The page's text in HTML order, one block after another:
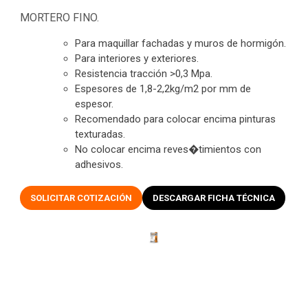
MORTERO FINO.
Para maquillar fachadas y muros de hormigón.
Para interiores y exteriores.
Resistencia tracción >0,3 Mpa.
Espesores de 1,8-2,2kg/m2 por mm de
espesor.
Recomendado para colocar encima pinturas
texturadas.
No colocar encima reves�timientos con
adhesivos.
SOLICITAR COTIZACIÓN DESCARGAR FICHA TÉCNICA